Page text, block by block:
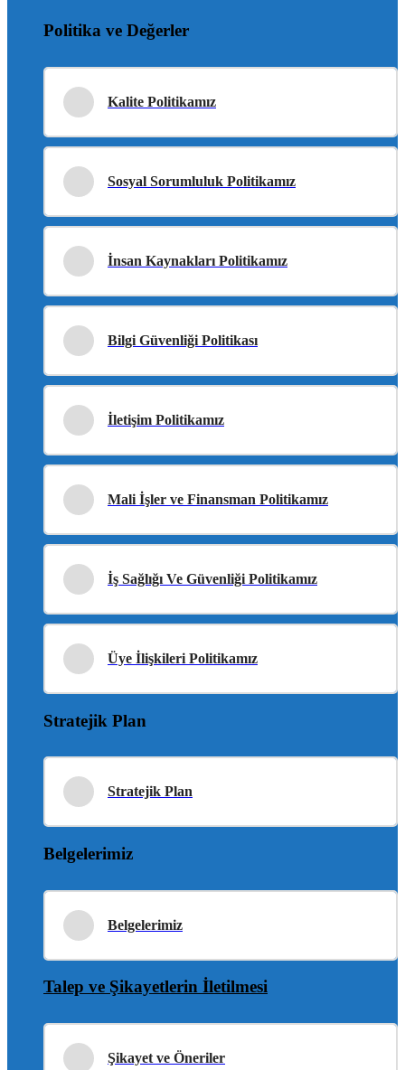
Politika ve Değerler
Kalite Politikamız
Sosyal Sorumluluk Politikamız
İnsan Kaynakları Politikamız
Bilgi Güvenliği Politikası
İletişim Politikamız
Mali İşler ve Finansman Politikamız
İş Sağlığı Ve Güvenliği Politikamız
Üye İlişkileri Politikamız
Stratejik Plan
Stratejik Plan
Belgelerimiz
Belgelerimiz
Talep ve Şikayetlerin İletilmesi
Şikayet ve Öneriler